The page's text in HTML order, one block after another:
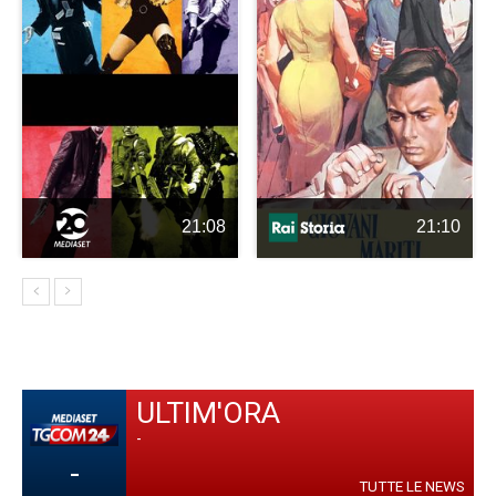
21:08 21:10
-
ULTIM'ORA
-
TUTTE LE NEWS